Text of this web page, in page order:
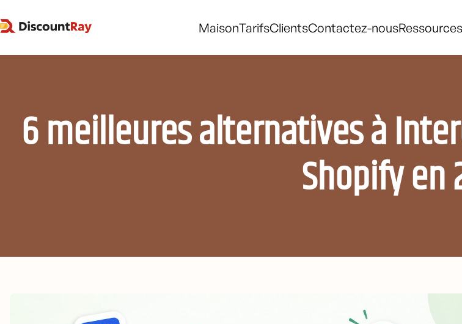
MaisonTarifsClientsContactez-nousRessources
6 meilleures alternatives à
Shopify en